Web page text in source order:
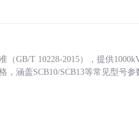
GB/T 10228-2015），提供
涵盖SCB10/SCB13等常见型号